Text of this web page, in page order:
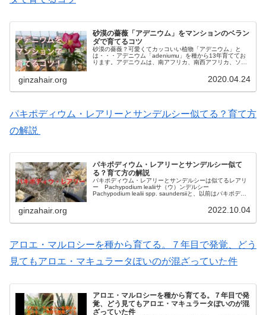
砂漠の薔薇「アデニウム」をマンションのベラン
ダで育てるコツ
砂漠の薔薇？可愛くてカッコいい植物「アデニウム」と
は・・・アデニウム「adeniumu」を種から13年育ててお
ります。アデニウムは、南アフリカ、南西アフリカ、ソコ
ginzahair.org 2020.04.24
パキポディウム・レアリーとサンデルシー似てる？育て方
の解説
パキポディウム・レアリーとサンデルシー似て
る？育て方の解説
パキポディウム・レアリーとサンデルシーは似てるレアリ
ー Pachypodium lealiiサ（ウ）ンデルシー
Pachypodium lealii spp. saundersiiと、以前はパキポディ
ginzahair.org 2022.10.04
アロエ・マルロシーを種から育てる。７年目で発覚、どう
見てもアロエ・マキュラータぽいのが混ざっていた件
アロエ・マルロシーを種から育てる。７年目で発
覚、どう見てもアロエ・マキュラータぽいのが混
ざっていた件